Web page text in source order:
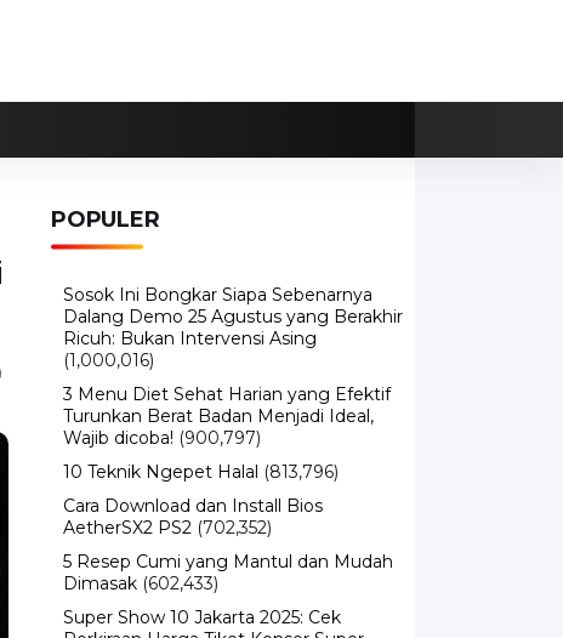
Ricuh: Bukan Intervensi Asing
(1,000,016)
3 Menu Diet Sehat Harian yang Efektif
Wajib dicoba! (900,797)
10 Teknik Ngepet Halal
Cara Download dan Install Bios
5 Resep Cumi yang Mantul dan Mudah
Super Show 10 Jakarta 2025: Cek
Junior, ELF Wajib Tahu! (502,146)